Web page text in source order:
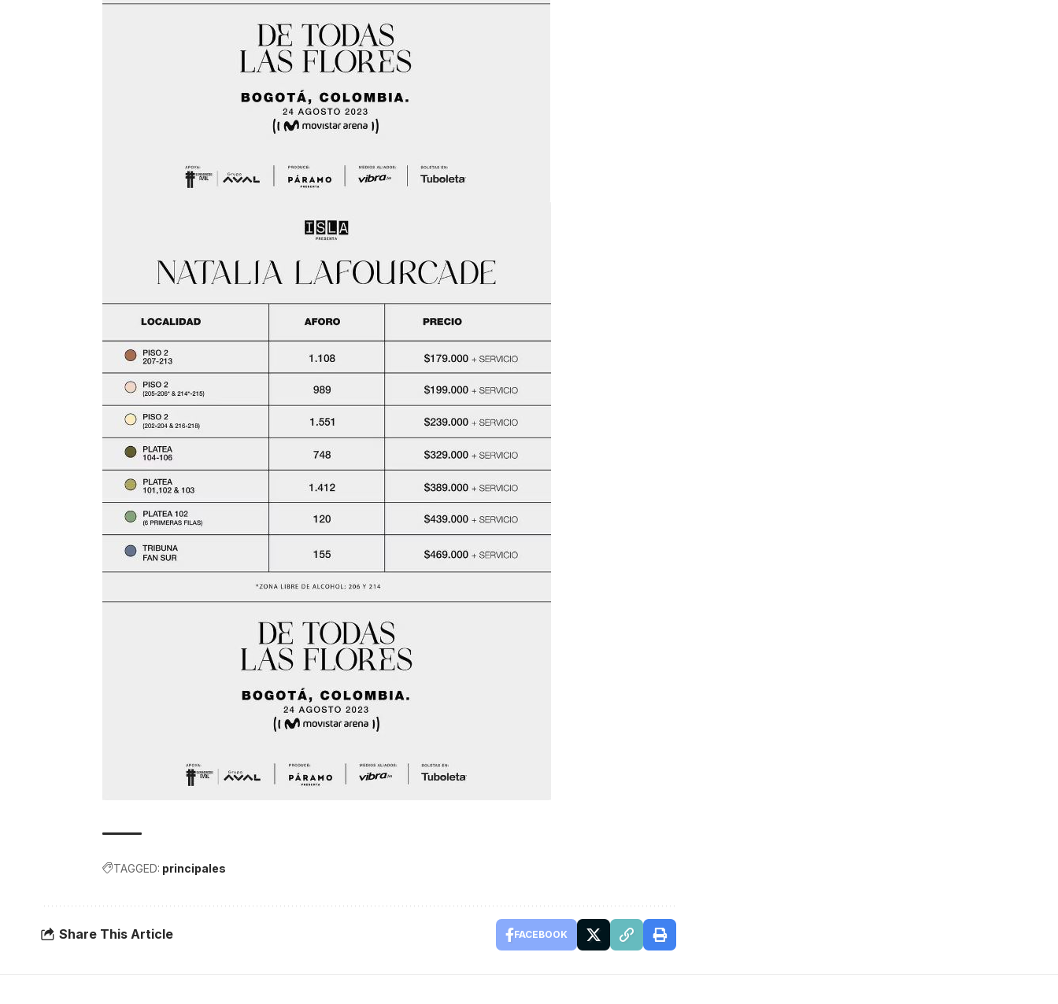
TAGGED: principales
Share This Article FACEBOOK